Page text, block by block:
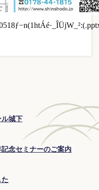
ル城下
記念セミナーのご案内
た